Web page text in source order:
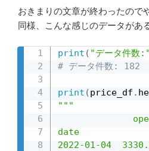
おきまりの文章が終わったので
同様、こんな感じのデータがあ
print ( "データ件数:"
# データ件数: 182
print (price_df .
"""
date
2022-01-04